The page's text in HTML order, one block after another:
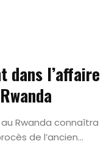
dans l’affaire
Rwanda connaîtra
de l’ancien...